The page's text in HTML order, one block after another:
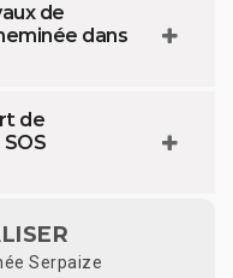
de
dans
de
Serpaize